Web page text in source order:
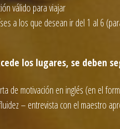
válido para viajar
a los que desean ir del 1 al 6
los lugares, se deben
de motivación en inglés (en el
– entrevista con el maestro